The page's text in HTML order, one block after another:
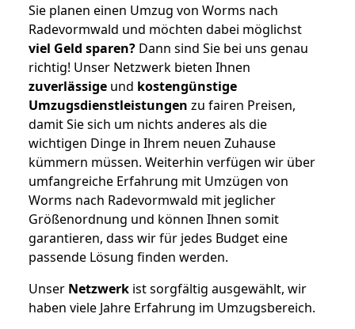
Sie planen einen Umzug von Worms nach
Radevormwald und möchten dabei möglichst
viel Geld sparen? Dann sind Sie bei uns genau
richtig! Unser Netzwerk bieten Ihnen
zuverlässige und kostengünstige
Umzugsdienstleistungen zu fairen Preisen,
damit Sie sich um nichts anderes als die
wichtigen Dinge in Ihrem neuen Zuhause
kümmern müssen. Weiterhin verfügen wir über
umfangreiche Erfahrung mit Umzügen von
Worms nach Radevormwald mit jeglicher
Größenordnung und können Ihnen somit
garantieren, dass wir für jedes Budget eine
passende Lösung finden werden.
Unser Netzwerk ist sorgfältig ausgewählt, wir
haben viele Jahre Erfahrung im Umzugsbereich.